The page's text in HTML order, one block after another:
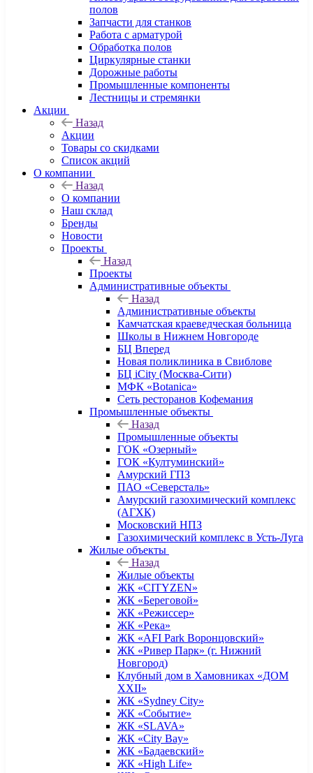
полов
Запчасти для станков
Работа с арматурой
Обработка полов
Циркулярные станки
Дорожные работы
Промышленные компоненты
Лестницы и стремянки
Акции
Назад
Акции
Товары со скидками
Список акций
О компании
Назад
О компании
Наш склад
Бренды
Новости
Проекты
Назад
Проекты
Административные объекты
Назад
Административные объекты
Камчатская краеведческая больница
Школы в Нижнем Новгороде
БЦ Вперед
Новая поликлиника в Свиблове
БЦ iCity (Москва-Сити)
МФК «Botanica»
Сеть ресторанов Кофемания
Промышленные объекты
Назад
Промышленные объекты
ГОК «Озерный»
ГОК «Култуминский»
Амурский ГПЗ
ПАО «Северсталь»
Амурский газохимический комплекс
(АГХК)
Московский НПЗ
Газохимический комплекс в Усть-Луга
Жилые объекты
Назад
Жилые объекты
ЖК «CITYZEN»
ЖК «Береговой»
ЖК «Режиссер»
ЖК «Река»
ЖК «AFI Park Воронцовский»
ЖК «Ривер Парк» (г. Нижний
Новгород)
Клубный дом в Хамовниках «ДОМ
XXII»
ЖК «Sydney City»
ЖК «Событие»
ЖК «SLAVA»
ЖК «City Bay»
ЖК «Бадаевский»
ЖК «High Life»